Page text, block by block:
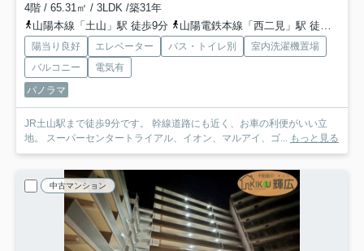
4階 / 65.31㎡ / 3LDK /築31年
山陽本線「土山」駅 徒歩9分
山陽電鉄本線「西二見」駅 徒歩31分
陽当り良好 エレベーター バス・トイレ別
室内洗濯機置場
バルコニー
電気有
パノラマ
JR土山駅まで徒歩9分です。 幹線道路にも近く、お車の利便がいい立
地。 スーパーセンタートライアル、イオン、マルアイ、ゴ... もっと見る
中古マンション